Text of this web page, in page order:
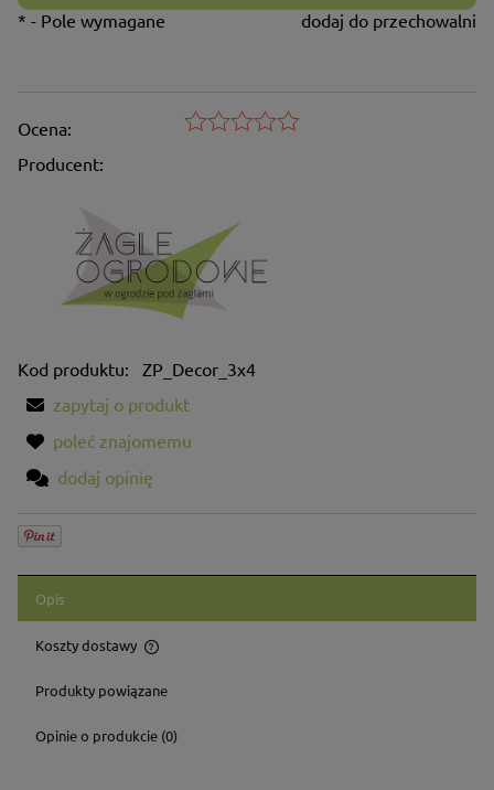
dodaj do przechowalni
* - Pole wymagane
Ocena:
Producent:
Kod produktu:
ZP_Decor_3x4
zapytaj o produkt
poleć znajomemu
dodaj opinię
Opis
Koszty dostawy
Cena nie zawiera ewentualnych kosztów płatności
Produkty powiązane
Opinie o produkcie (0)